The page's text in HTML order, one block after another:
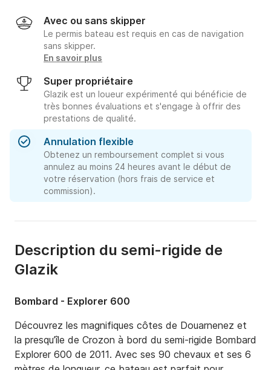
Avec ou sans skipper
Le permis bateau est requis en cas de navigation
sans skipper.
En savoir plus
Super propriétaire
Glazik est un loueur expérimenté qui bénéficie de
très bonnes évaluations et s'engage à offrir des
prestations de qualité.
Annulation flexible
Obtenez un remboursement complet si vous
annulez au moins 24 heures avant le début de
votre réservation (hors frais de service et
commission).
Description du semi-rigide de
Glazik
Bombard - Explorer 600
Découvrez les magnifiques côtes de Douarnenez et
la presqu’île de Crozon à bord du semi-rigide Bombard
Explorer 600 de 2011. Avec ses 90 chevaux et ses 6